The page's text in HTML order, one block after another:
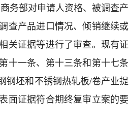
务部对申请人资格、被调查产
查产品进口情况、倾销继续或
关证据等进行了审查。现有证
十一条、第十三条和第十七条
钢坯和不锈钢热轧板/卷产业提
面证据符合期终复审立案的要